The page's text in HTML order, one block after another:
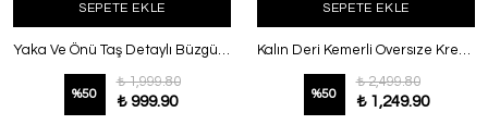
SEPETE EKLE
Yaka Ve Önü Taş Detaylı Büzgülü Kot Ceket Koyu Mavi
%50
₺ 1,999.80
₺ 999.90
SEPETE EKLE
Kalın Deri Kemerli Oversıze Krep Ceket Beyaz
%50
₺ 2,499.80
₺ 1,249.90